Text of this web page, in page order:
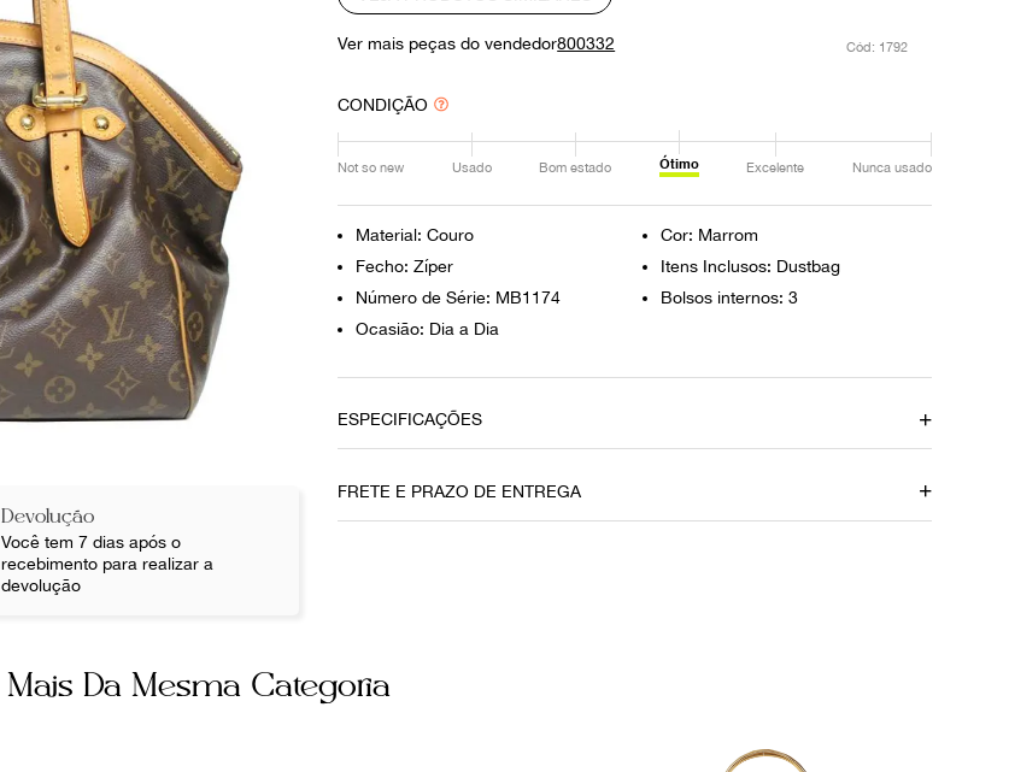
Devolução
Você tem 7 dias após o
recebimento para realizar a
devolução
Ver mais peças do vendedor800332 : 1792
CONDIÇÃO
Not so new Usado Bom estado Ótimo Excelente Nunca usado
Material: Couro
Cor: Marrom
Fecho: Zíper
Itens Inclusos: Dustbag
Número de Série: MB1174
Bolsos internos: 3
Ocasião: Dia a Dia
ESPECIFICAÇÕES
06032019
Dustbag
FRETE E PRAZO DE ENTREGA
Mais Da Mesma Categoria